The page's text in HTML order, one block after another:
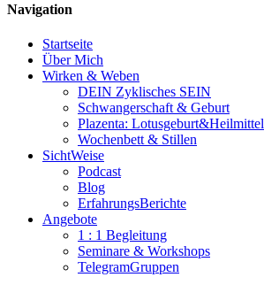
Navigation
Startseite
Über Mich
Wirken & Weben
DEIN Zyklisches SEIN
Schwangerschaft & Geburt
Plazenta: Lotusgeburt&Heilmittel
Wochenbett & Stillen
SichtWeise
Podcast
Blog
ErfahrungsBerichte
Angebote
1 : 1 Begleitung
Seminare & Workshops
TelegramGruppen